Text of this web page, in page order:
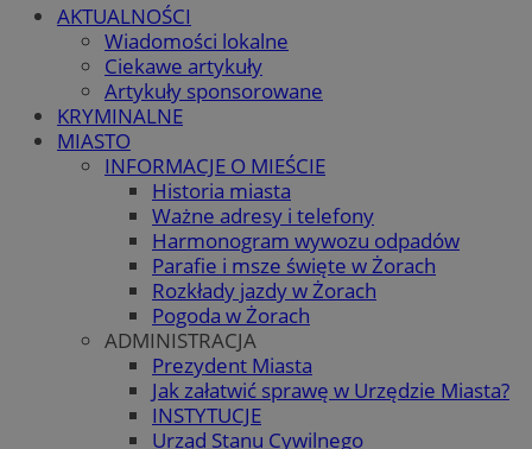
AKTUALNOŚCI
Wiadomości lokalne
Ciekawe artykuły
Artykuły sponsorowane
KRYMINALNE
MIASTO
INFORMACJE O MIEŚCIE
Historia miasta
Ważne adresy i telefony
Harmonogram wywozu odpadów
Parafie i msze święte w Żorach
Rozkłady jazdy w Żorach
Pogoda w Żorach
ADMINISTRACJA
Prezydent Miasta
Jak załatwić sprawę w Urzędzie Miasta?
INSTYTUCJE
Urząd Stanu Cywilnego